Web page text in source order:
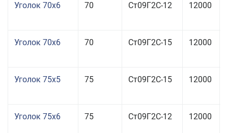
Уголок 70x6 70 Ст09Г2С-12 12000
Уголок 70x6 70 Ст09Г2С-15 12000
Уголок 75x5 75 Ст09Г2С-15 12000
Уголок 75x6 75 Ст09Г2С-12 12000